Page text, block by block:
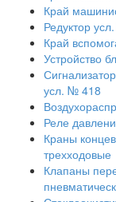
Край
Редуктор
Край
Устройство
усл. № 418
Реле
Краны
трехходовые
Клапаны